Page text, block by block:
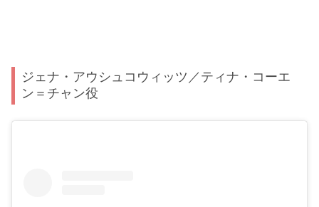
ジェナ・アウシュコウィッツ／ティナ・コーエ
ン＝チャン役